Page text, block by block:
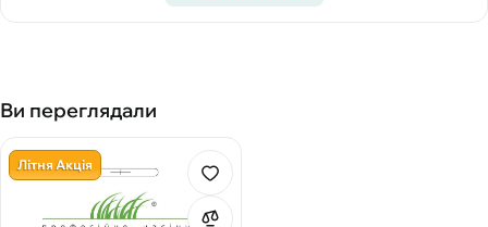
Ви переглядали
Літня Акція